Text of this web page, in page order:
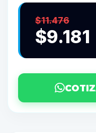
$11.476
$9.181